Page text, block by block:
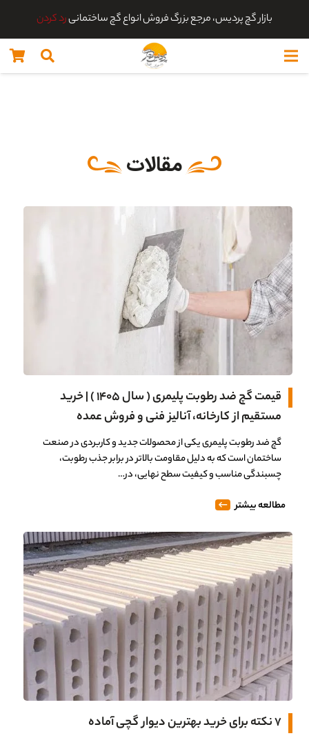
بازار گچ پردیس، مرجع بزرگ فروش انواع گچ ساختمانیرد کردن
مقالات
قیمت گچ ضد رطوبت پلیمری ( سال 1405 ) | خرید
مستقیم از کارخانه، آنالیز فنی و فروش عمده
گچ ضد رطوبت پلیمری یکی از محصولات جدید و کاربردی در صنعت
ساختمان است که به دلیل مقاومت بالاتر در برابر جذب رطوبت،
چسبندگی مناسب و کیفیت سطح نهایی، در…
مطالعه بیشتر
۷ نکته برای خرید بهترین دیوار گچی آماده